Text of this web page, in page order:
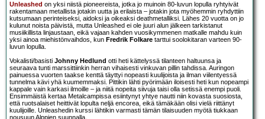
Unleashed on yksi niistä pioneereista, jotka jo muinoin 80-luvun lopulla ryhtyivät
rakentamaan metallista jotakin uutta ja erilaista – jotakin jota myöhemmin ryhdyttiin
kutsumaan perinteiseksi, aidoksi ja oikeaksi deathmetalliksi. Lähes 20 vuotta on jo
kulunut noista päivistä, mutta Unleashed ei ole juuri alun jälkeen tarkistanut
musiikillista linjaustaan, eikä vajaan kahden vuosikymmenen matkalle mahdu kuin
yksi ainoa miehistönvaihdos, kun Fredrik Folkare tarttui soolokitaran varteen 90-
luvun lopulla.
Vokalisti/basisti Johnny Hedlund otti heti kättelyssä tilanteen haltuunsa ja
seuraava tunti marssittiinkin herran vihaisesti vinkuvan pillin tahdissa. Auringon
painuessa vuorten taakse kenttä täyttyi nopeasti kuulijoista ja ilman viilentyessä
tunnelma kävi yhä kuumemmaksi. Pittikin lähti pyörimään iloisesti heti kun nopeampi
kappale vain karkasi ilmoille – ja niitä nopeita siivuja taisi olla setissä enempi puoli.
Ensimmäistä kertaa Metalcampissa esiintynyt yhtye nautti niin kovasta suosiosta,
että ruotsalaiset heittivät lopulta neljä encorea, eikä tämäkään olisi vielä riittänyt
kuulijoille. Unleashedin kurssi lähtikin varmasti tämän tilaisuuden myötä tiukkaan
nousuun Alppien suunnalla.